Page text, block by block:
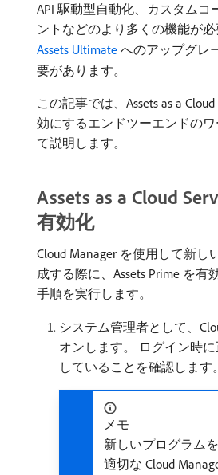
API 駆動型自動化、カスタムコ
ントなどのより多くの機能が必
Assets Ultimate へのアップグレ
要があります。
この記事では、Assets as a
効にするエンドツーエンドの
て説明します。
Assets as a Cloud
有効化
Cloud Manager を使用して新し
成する際に、Assets Prime を有
手順を実行します。
システム管理者として、
オンします。 ログイン時
していることを確認します。
メモ
新しいプログラム
適切な Cloud